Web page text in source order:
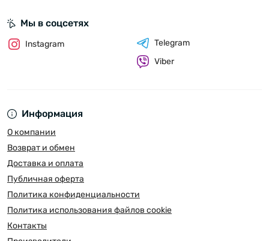
Информация
О компании
Возврат и обмен
Доставка и оплата
Публичная оферта
Политика конфиденциальности
Политика использования файлов cookie
Контакты
Мы в соцсетях
Instagram
Telegram
Viber